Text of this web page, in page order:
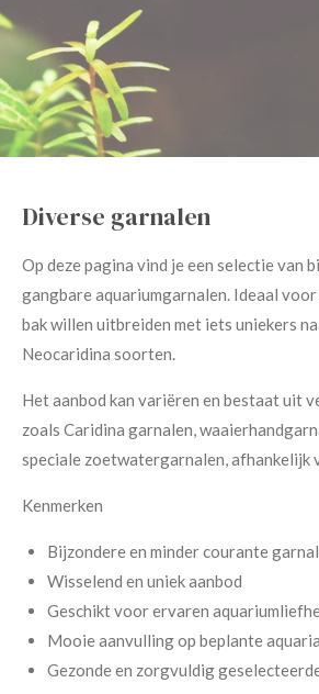
Diverse garnalen
Op deze pagina vind je een selectie van
gangbare aquariumgarnalen. Ideaal
bak willen uitbreiden met iets uniekers
Neocaridina soorten.
Het aanbod kan variëren en bestaat uit
zoals Caridina garnalen,
speciale zoetwatergarnalen, afhankelijk
Kenmerken
Bijzondere en minder courante
Wisselend en uniek aanbod
Geschikt voor ervaren
Mooie aanvulling op beplante aquaria
Gezonde en zorgvuldig